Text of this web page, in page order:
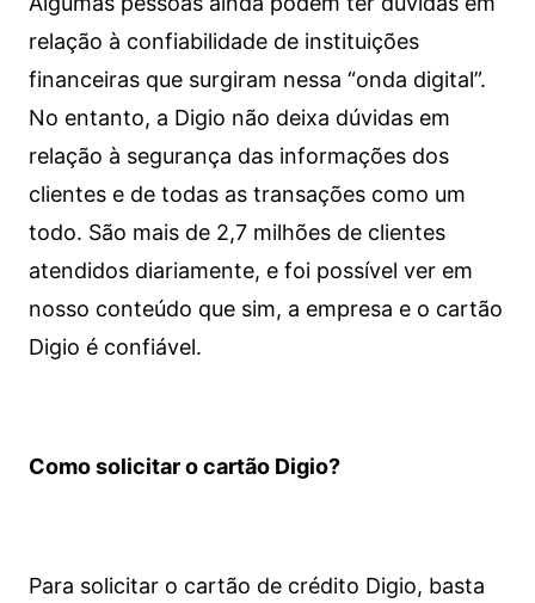
relação à confiabilidade de instituições
financeiras que surgiram nessa “onda digital”.
No entanto, a Digio não deixa dúvidas em
relação à segurança das informações dos
clientes e de todas as transações como um
todo. São mais de 2,7 milhões de clientes
atendidos diariamente, e foi possível ver em
nosso conteúdo que sim, a empresa e o cartão
Digio é confiável.
Como solicitar o cartão Digio?
Para solicitar o cartão de crédito Digio, basta